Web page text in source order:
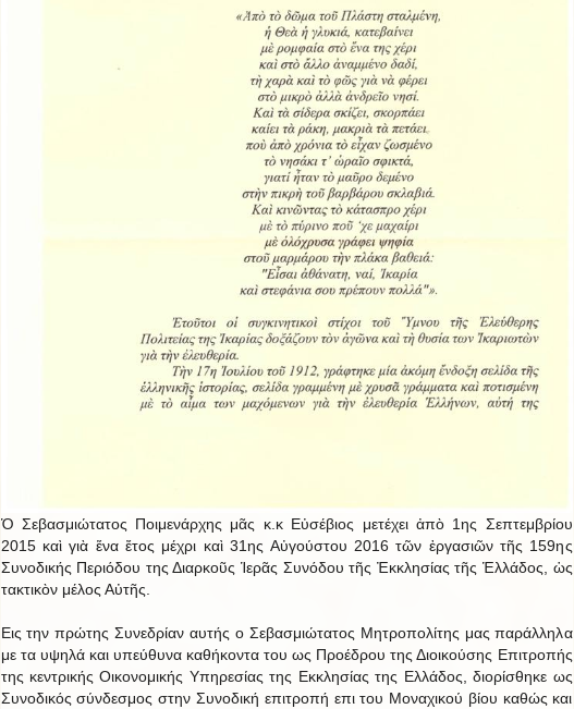
Ὁ Σεβασμιώτατος Ποιμενάρχης μᾶς κ.κ Εὐσέβιος μετέχει ἀπὸ 1ης Σεπτεμβρίου
2015 καὶ γιὰ ἕνα ἔτος μέχρι καὶ 31ης Αὐγούστου 2016 τῶν ἐργασιῶν τῆς 159ης
Συνοδικής Περιόδου της Διαρκοῦς Ἱερᾶς Συνόδου τῆς Ἐκκλησίας τῆς Ἑλλάδος, ὡς
τακτικὸν μέλος Αὐτῆς.
Εις την πρώτης Συνεδρίαν αυτής ο Σεβασμιώτατος Μητροπολίτης μας παράλληλα
με τα υψηλά και υπεύθυνα καθήκοντα του ως Προέδρου της Διοικούσης Επιτροπής
της κεντρικής Οικονομικής Υπηρεσίας της Εκκλησίας της Ελλάδος, διορίσθηκε ως
Συνοδικός σύνδεσμος στην Συνοδική επιτροπή επι του Μοναχικού βίου καθώς και